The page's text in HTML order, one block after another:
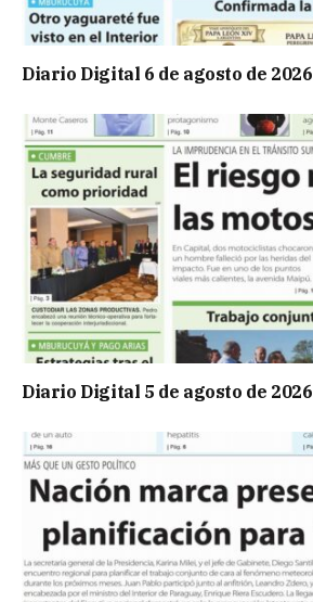
Diario Digital 6 de agosto de 2026
Diario Digital 5 de agosto de 2026